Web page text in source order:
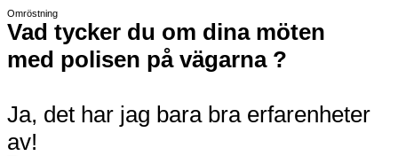
Omröstning
Vad tycker du om dina möten
med polisen på vägarna ?
Ja, det har jag bara bra erfarenheter
av!